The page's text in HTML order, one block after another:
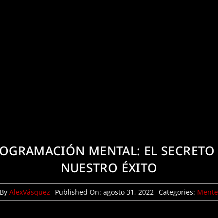
MENTAL: EL
NUESTRO ÉXITO
ByAlexVásquez Published On: agosto 31, 2022 Categories: Mente